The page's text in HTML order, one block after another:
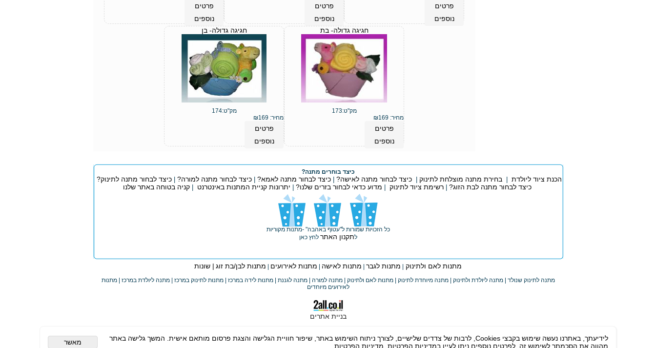
פרטים
נוספים
פרטים
נוספים
פרטים
נוספים
חגיגה גדולה- בת
מק"ט:173
מחיר:
₪169
פרטים
נוספים
חגיגה גדולה- בן
מק"ט:174
מחיר:
₪169
פרטים
נוספים
כיצד בוחרים מתנה?
הכנת ציוד ליולדת |בחירת מתנה מוצלחת לתינוק |כיצד לבחור מתנה לאישה? |כיצד לבחור מתנה לאמא? |כיצד לבחור מתנה למורה? |כיצד לבחור מתנה לתינוק?
כיצד לבחור מתנה לבת הזוג? |רשימת ציוד לתינוק מדוע כדאי לבחור בזרים שלנו? יתרונות קניית המתנות באינטרנט |קניה בטוחה באתר שלנו
כל הזכויות שמורות ל"עטוף באהבה" -מתנות מקוריות
לתקנון האתר לחץ כאן
מתנות לאם ולתינוק מתנות לגבר מתנות לאישה מתנות לאירועים מתנות לבן/בת זוג | שונות
מתנה לתינוק שנולד | מתנה ליולדת ולתינוק | מתנה מיוחדת לתינוק | מתנות לאם ולתינוק | מתנה למורה | מתנה לגננת | מתנות לידה במרכז | מתנות לתינוק במרכז | מתנה ליולדת במרכז | מתנות
לאירועים מיוחדים
בניית אתרים
לידיעתך, באתרנו נעשה שימוש בקבצי Cookies, לרבות של צדדים שלישיים, לצורך ניתוח השימוש באתר, שיפור חוויית הגלישה והצגת פרסום מותאם אישית. המשך גלישה באתר
מהווה את הסכמתך לשימוש זה. לפרטים נוספים ניתן לעיין במדיניות הפרטיות. מדיניות הפרטיות מאשר